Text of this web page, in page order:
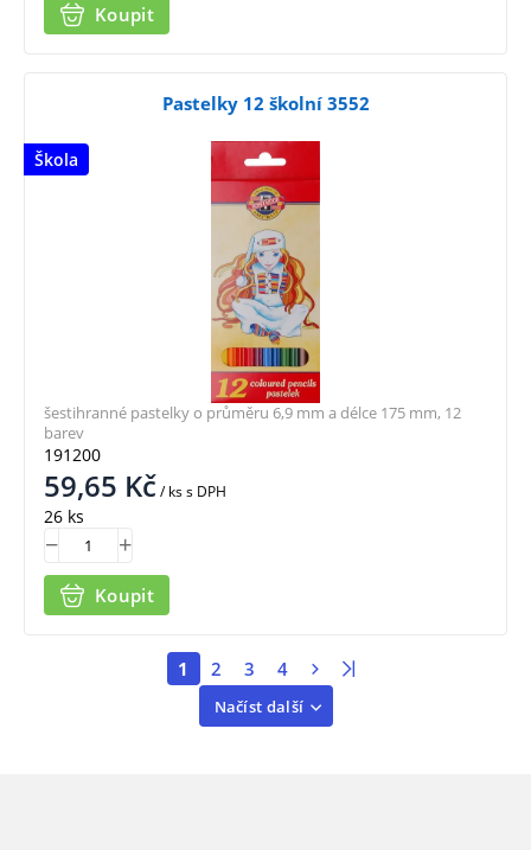
Koupit
Škola
Pastelky 12 školní 3552
191200
59,65 Kč/ kss DPH
26 ks
Koupit
šestihranné pastelky o průměru 6,9 mm a délce 175 mm, 12
barev
Načíst další
1 2 3 4